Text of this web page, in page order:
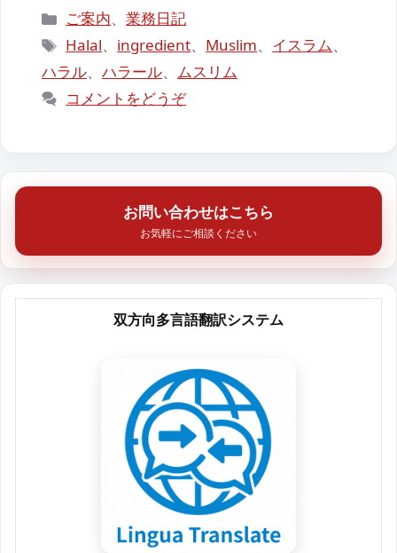
カ
テ
リ
ー
ご案内、業務日記
タ
グ
Halal、 ingredient、 Muslim、 イスラム、
ハラル、 ハラール、 ムスリム
コメントをどうぞ
お問い合わせはこちら
お気軽にご相談ください
双方向多言語翻訳システム